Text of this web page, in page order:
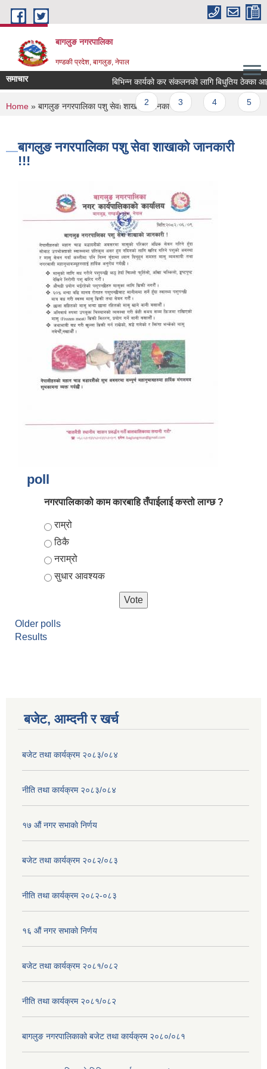
Skip to main content
बागलुङ नगरपालिका
गण्डकी प्रदेश, बागलुङ, नेपाल
समाचार बिभिन्न कार्यको कर संकलनको लागि बिधुतिय ठेक्का
Pages
1 2 3
You are here
Home » बागलुङ नगरपालिका पशु सेवा शाखाको जानकारी !!!
बागलुङ नगरपालिका पशु सेवा शाखाको जानकारी
!!!
poll
नगरपालिकाको काम कारबाहि तँपाईलाई कस्तो लाग्छ ?
Choices
राम्रो
ठिकै
नराम्रो
सुधार आवश्यक
Older polls
Results
बजेट, आम्दनी र खर्च
बजेट तथा कार्यक्रम २०८३/०८४
नीति तथा कार्यक्रम २०८३/०८४
१७ ‌‍औं नगर सभाकाे निर्णय
बजेट तथा कार्यक्रम २०८२/०८३
नीति तथा कार्यक्रम २०८२-०८३
१६ ‌औं नगर सभाकाे निर्णय
बजेट तथा कार्यक्रम २०८१/०८२
नीति तथा कार्यक्रम २०८१/०८२
बागलुङ नगरपालिकाको बजेट तथा कार्यक्रम २०८०/०८१